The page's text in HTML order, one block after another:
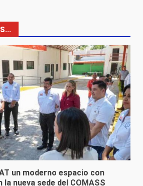
un moderno espacio con
nueva sede del COMASS